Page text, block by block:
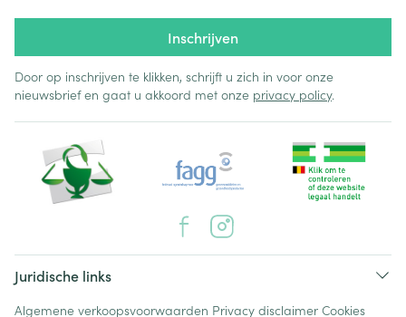
Inschrijven
Door op inschrijven te klikken, schrijft u zich in voor onze
nieuwsbrief en gaat u akkoord met onze privacy policy.
Juridische links
Algemene verkoopsvoorwaarden Privacy disclaimer Cookies